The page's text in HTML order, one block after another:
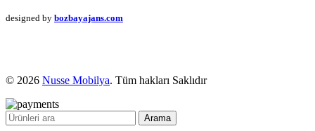
designed by bozbayajans.com
© 2026 Nusse Mobilya. Tüm hakları Saklıdır
Arama